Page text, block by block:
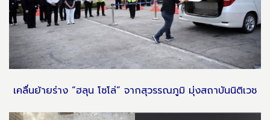
เคลื่นย้ายร่าง “ฮลุน โซโล่” จากสุวรรณภูมิ มุ่งสถาบันนิติเวช